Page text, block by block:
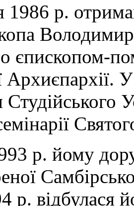
1986 р.
єпископом-
р. йому
р. відбулася